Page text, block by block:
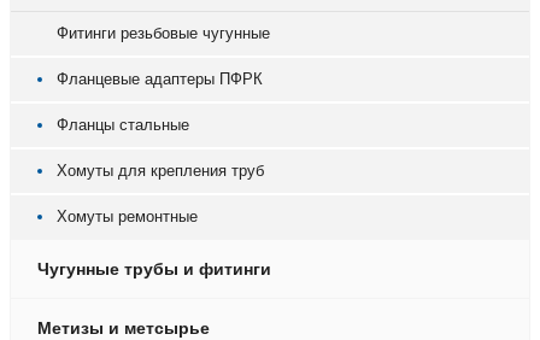
Фитинги резьбовые чугунные
Фланцевые адаптеры ПФРК
Фланцы стальные
Хомуты для крепления труб
Хомуты ремонтные
Чугунные трубы и фитинги
Метизы и метсырье